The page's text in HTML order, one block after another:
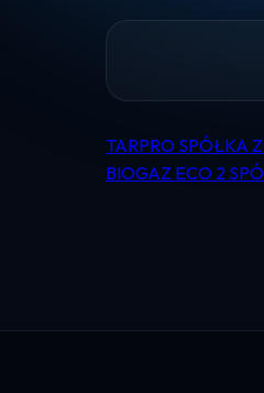
Nawigacja
TARPRO SPÓŁKA
BIOGAZ ECO 2